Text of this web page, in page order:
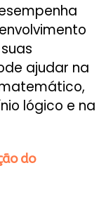
ajudar na
lógico e na
do